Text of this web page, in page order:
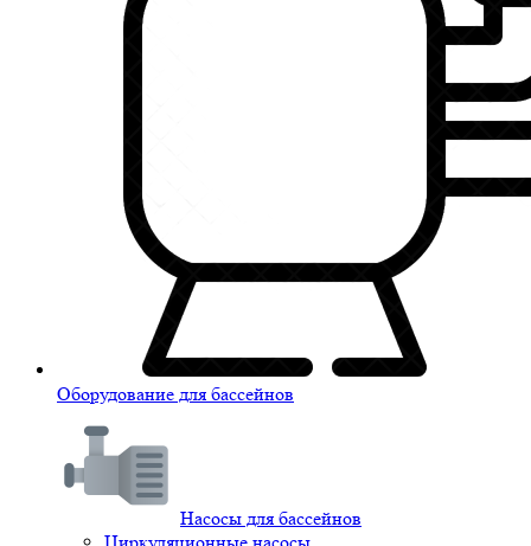
Оборудование для бассейнов
Насосы для бассейнов